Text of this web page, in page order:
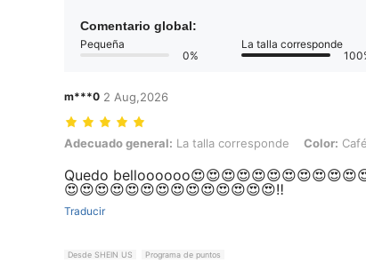
Comentario global:
Pequeña
0%
La talla corresponde
m***0 2 Aug,2026
Adecuado general: La talla corresponde, Color: Café integral,
Adecuado general: La talla corresponde Color:
Quedo
😍😍😍😍😍😍😍😍😍😍😍😍😍😍‼️
Traducir
Desde SHEIN US Programa de puntos